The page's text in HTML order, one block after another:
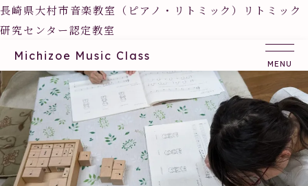
長崎県大村市音楽教室（ピアノ・リトミック）リトミック
研究センター認定教室
Michizoe Music Class